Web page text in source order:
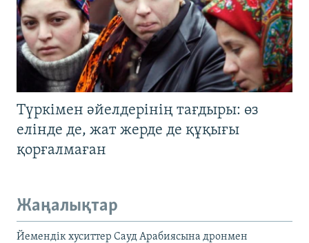
Түркімен әйелдерінің тағдыры: өз
елінде де, жат жерде де құқығы
қорғалмаған
Жаңалықтар
Йемендік хуситтер Сауд Арабиясына дронмен